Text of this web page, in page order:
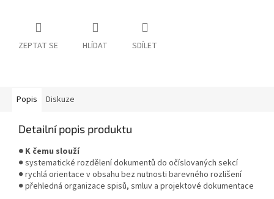
ZEPTAT SE HLÍDAT SDÍLET
Popis Diskuze
Detailní popis produktu
● K čemu slouží
● systematické rozdělení dokumentů do očíslovaných sekcí
● rychlá orientace v obsahu bez nutnosti barevného rozlišení
● přehledná organizace spisů, smluv a projektové dokumentace